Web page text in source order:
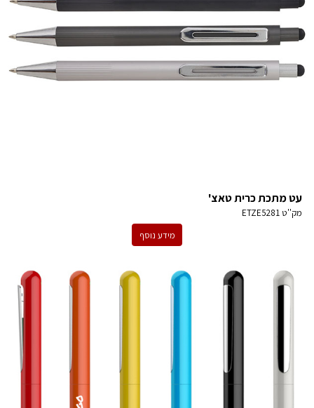
עט מתכת כרית טאצ'
מק''טETZE5281
מידע נוסף